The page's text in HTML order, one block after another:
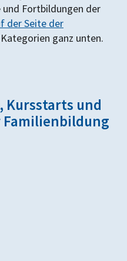
Fortbildungen der
der Seite der
ganz unten.
Kursstarts und